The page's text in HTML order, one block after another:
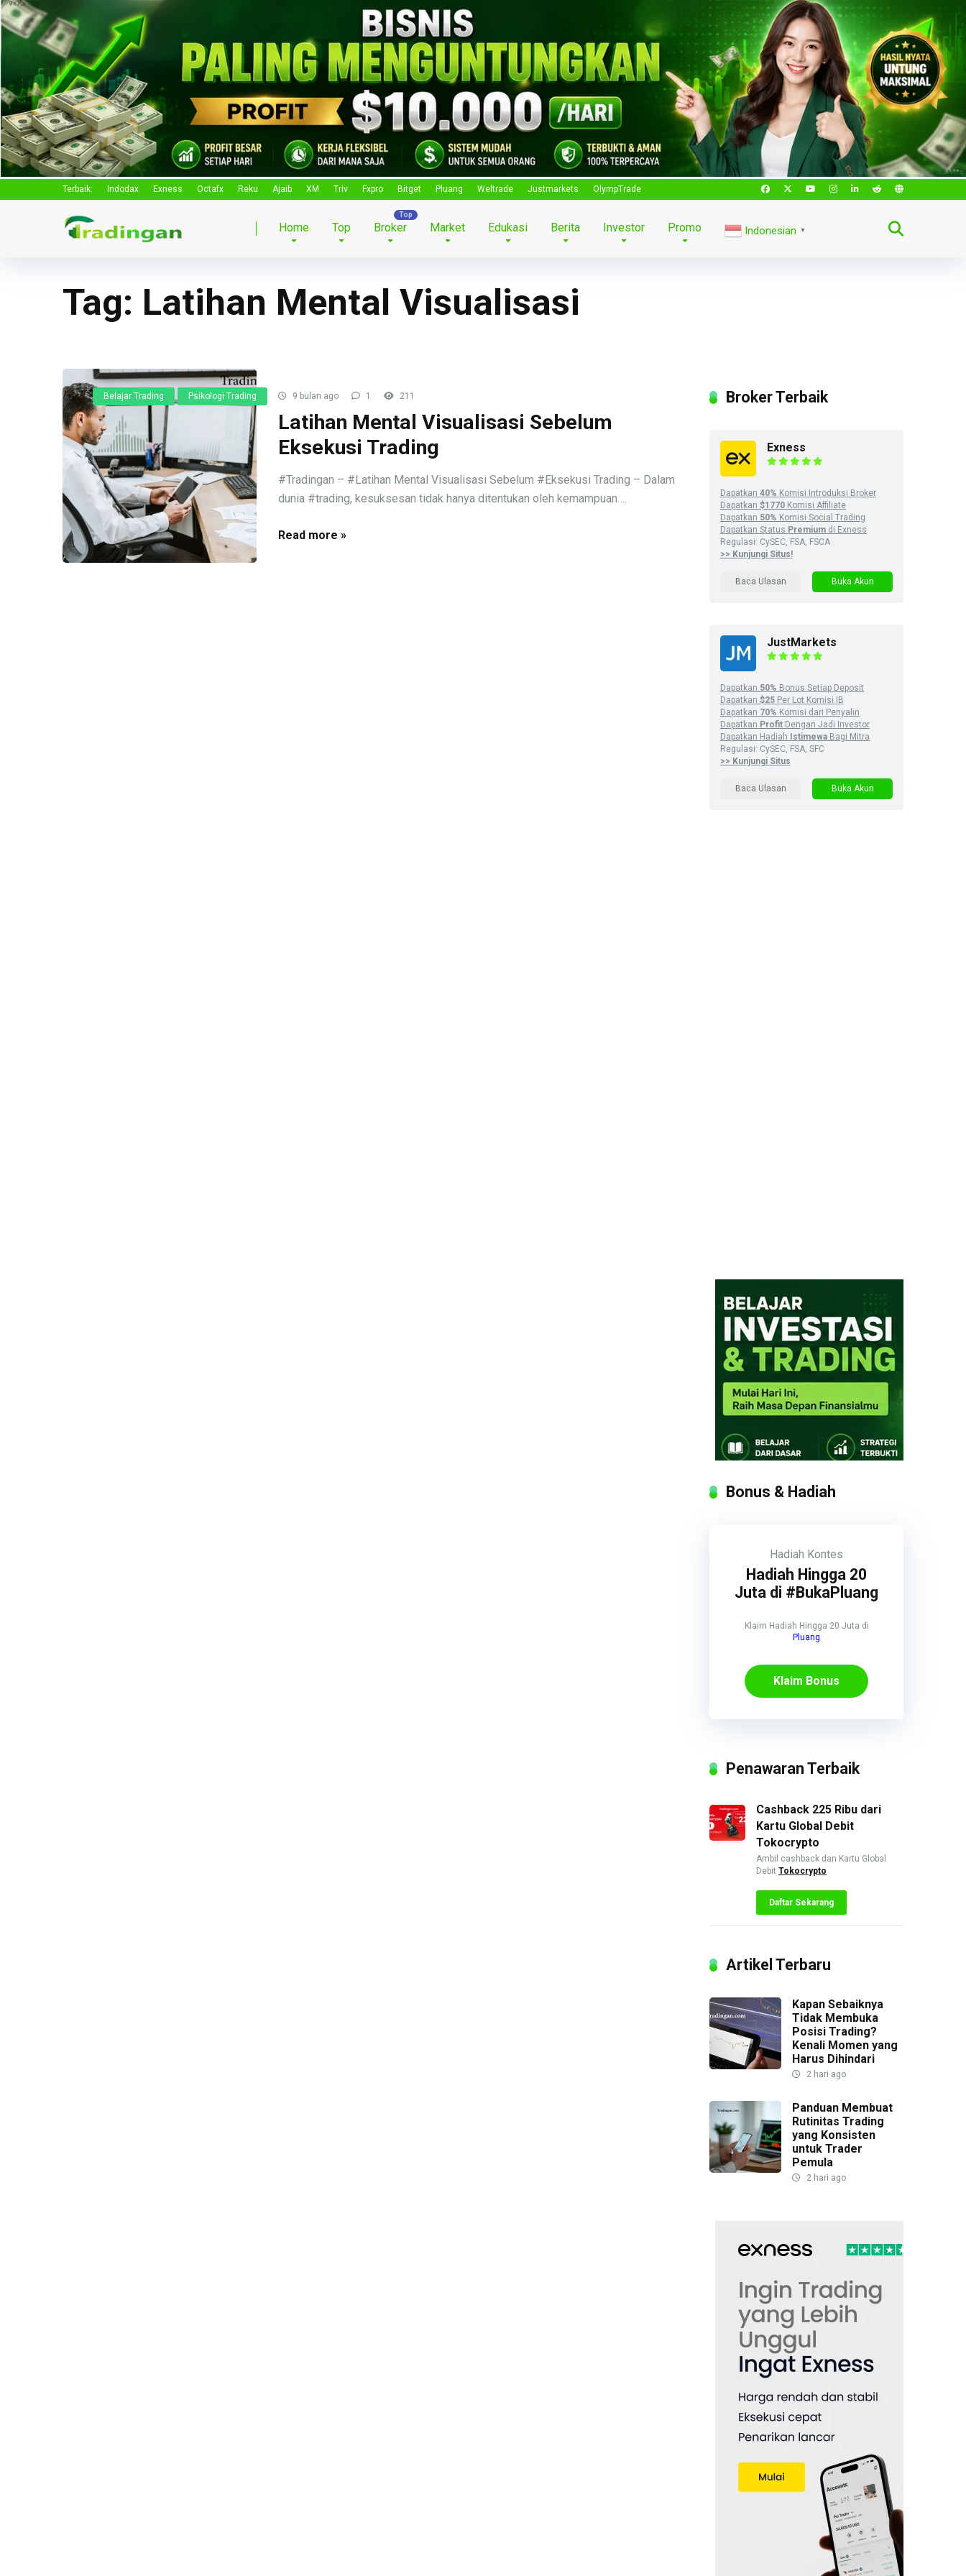
Terbaik: Indodax Exness Octafx Reku Ajaib XM Triv Fxpro Bitget Pluang Weltrade Justmarkets OlympTrade
Home Top Broker Market Edukasi Berita Investor Promo Indonesian ▼
Tag: Latihan Mental Visualisasi
Belajar Trading Psikologi Trading 9 bulan ago 1 211
Latihan Mental Visualisasi Sebelum
Eksekusi Trading
#Tradingan – #Latihan Mental Visualisasi Sebelum #Eksekusi Trading – Dalam
dunia #trading, kesuksesan tidak hanya ditentukan oleh kemampuan ...
Read more »
Broker Terbaik
Exness
Dapatkan 40% Komisi Introduksi Broker
Dapatkan $1770 Komisi Affiliate
Dapatkan 50% Komisi Social Trading
Dapatkan Status Premium di Exness
Regulasi: CySEC, FSA, FSCA
>> Kunjungi Situs!
Baca Ulasan Buka Akun
JustMarkets
Dapatkan 50% Bonus Setiap Deposit
Dapatkan $25 Per Lot Komisi IB
Dapatkan 70% Komisi dari Penyalin
Dapatkan Profit Dengan Jadi Investor
Dapatkan Hadiah Istimewa Bagi Mitra
Regulasi: CySEC, FSA, SFC
>> Kunjungi Situs
Baca Ulasan Buka Akun
Bonus & Hadiah
Hadiah Kontes
Hadiah Hingga 20
Juta di #BukaPluang
Klaim Hadiah Hingga 20 Juta di
Pluang
Klaim Bonus
Penawaran Terbaik
Cashback 225 Ribu dari
Kartu Global Debit
Tokocrypto
Ambil cashback dan Kartu Global
Debit Tokocrypto
Daftar Sekarang
Artikel Terbaru
Kapan Sebaiknya
Tidak Membuka
Posisi Trading?
Kenali Momen yang
Harus Dihindari
2 hari ago
Panduan Membuat
Rutinitas Trading
yang Konsisten
untuk Trader
Pemula
2 hari ago